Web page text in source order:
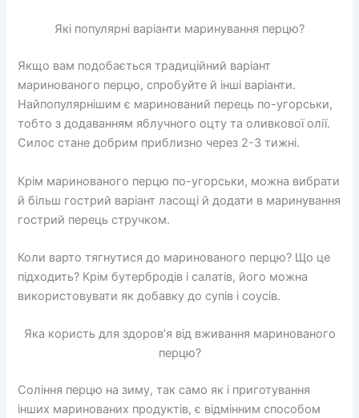
Які популярні варіанти маринування перцю?
Якщо вам подобається традиційний варіант
маринованого перцю, спробуйте й інші варіанти.
Найпопулярнішим є маринований перець по-угорськи,
тобто з додаванням яблучного оцту та оливкової олії.
Силос стане добрим приблизно через 2-3 тижні.
Крім маринованого перцю по-угорськи, можна вибрати
й більш гострий варіант ласощі й додати в маринування
гострий перець стручком.
Коли варто тягнутися до маринованого перцю? Що це
підходить? Крім бутербродів і салатів, його можна
використовувати як добавку до супів і соусів.
Яка користь для здоров’я від вживання маринованого
перцю?
Соління перцю на зиму, так само як і приготування
інших маринованих продуктів, є відмінним способом